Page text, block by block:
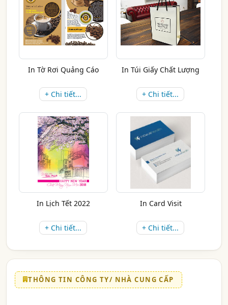
In Tờ Rơi Quảng Cáo
+ Chi tiết...
In Túi Giấy Chất Lượng
+ Chi tiết...
In Lịch Tết 2022
+ Chi tiết...
In Card Visit
+ Chi tiết...
THÔNG TIN CÔNG TY/ NHÀ CUNG CẤP